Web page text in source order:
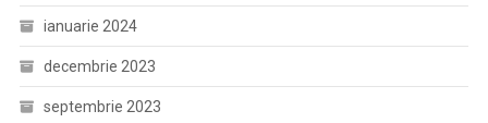
ianuarie 2024
decembrie 2023
septembrie 2023